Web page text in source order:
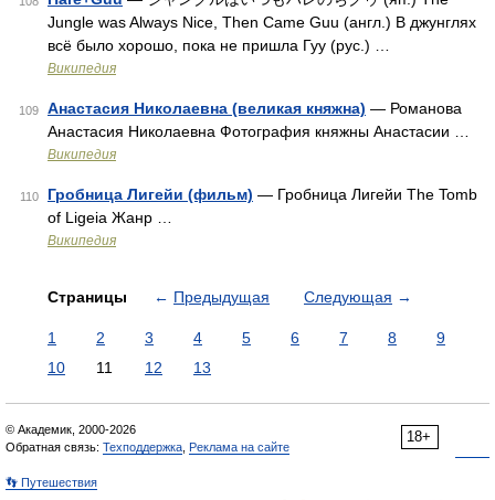
Jungle was Always Nice, Then Came Guu (англ.) В джунглях
всё было хорошо, пока не пришла Гуу (рус.) …
Википедия
109 Анастасия Николаевна (великая княжна) — Романова
Анастасия Николаевна Фотография княжны Анастасии …
Википедия
110 Гробница Лигейи (фильм) — Гробница Лигейи The Tomb
of Ligeia Жанр …
Википедия
Страницы ← Предыдущая Следующая →
1 2 3 4 5 6 7 8
9
10
11 12 13
18+
© Академик, 2000-2026
Обратная связь: Техподдержка Реклама на сайте
👣 Путешествия